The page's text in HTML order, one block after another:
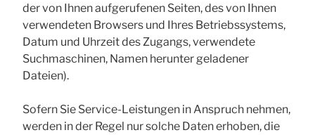
der von Ihnen aufgerufenen Seiten, des von Ihnen
verwendeten Browsers und Ihres Betriebssystems,
Datum und Uhrzeit des Zugangs, verwendete
Suchmaschinen, Namen herunter geladener
Dateien).
Sofern Sie Service-Leistungen in Anspruch nehmen,
werden in der Regel nur solche Daten erhoben, die